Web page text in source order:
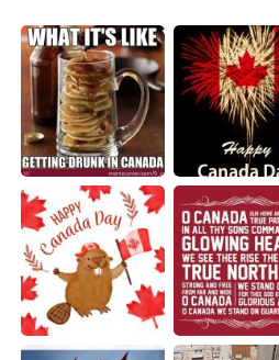
日本語 한국어
Русский ไทย
Indonesia Italiano
Türkçe Tiếng
Português